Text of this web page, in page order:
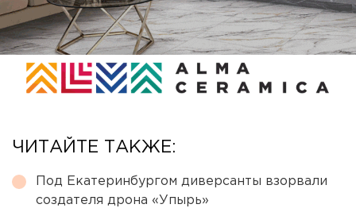
ЧИТАЙТЕ ТАКЖЕ:
Под Екатеринбургом диверсанты взорвали
создателя дрона «Упырь»